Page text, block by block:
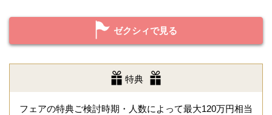
ゼクシィで見る
特典
フェアの特典ご検討時期・人数によって最大120万円相当